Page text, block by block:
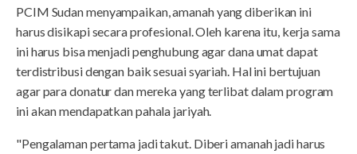
PCIM Sudan menyampaikan, amanah yang diberikan ini
harus disikapi secara profesional. Oleh karena itu, kerja sama
ini harus bisa menjadi penghubung agar dana umat dapat
terdistribusi dengan baik sesuai syariah. Hal ini bertujuan
agar para donatur dan mereka yang terlibat dalam program
ini akan mendapatkan pahala jariyah.
"Pengalaman pertama jadi takut. Diberi amanah jadi harus